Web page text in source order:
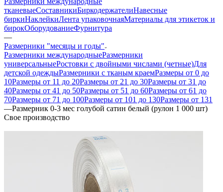
тканевыеСоставникиБиркодержателиНавесные
биркиНаклейкиЛента упаковочнаяМатериалы для этикеток и
бирокОборудованиеФурнитура
—
Размерники "месяцы и годы"
Размерники международныеРазмерники
универсальныеРостовки с двойными числами (четные)Для
детской одеждыРазмерники с тканым краемРазмеры от 0 до
10Размеры от 11 до 20Размеры от 21 до 30Размеры от 31 до
40Размеры от 41 до 50Размеры от 51 до 60Размеры от 61 до
70Размеры от 71 до 100Размеры от 101 до 130Размеры от 131
—Размерник 0-3 мес голубой сатин белый (рулон 1 000 шт)
Свое производство